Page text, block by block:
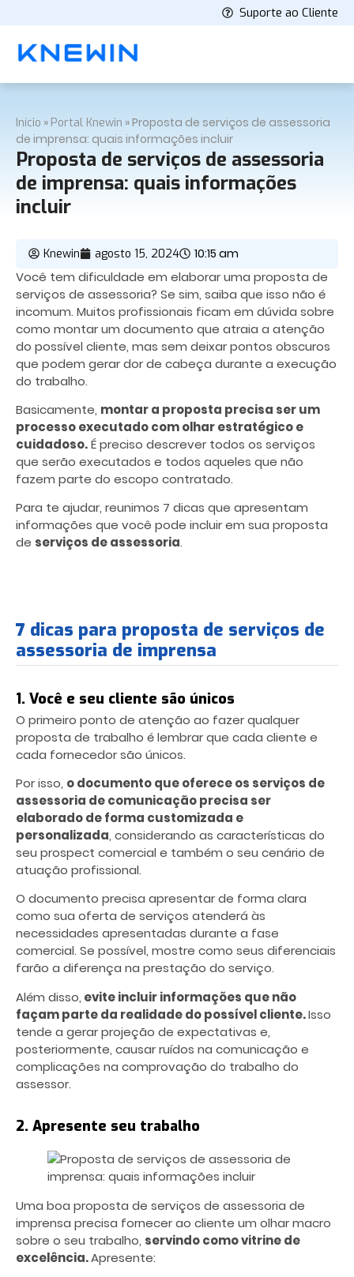
Suporte ao Cliente
Início » Portal Knewin »Proposta de serviços de assessoria
de imprensa: quais informações incluir
Proposta de serviços de assessoria
de imprensa: quais informações
incluir
Knewin agosto 15, 2024 10:15 am
Você tem dificuldade em elaborar uma proposta de
serviços de assessoria? Se sim, saiba que isso não é
incomum. Muitos profissionais ficam em dúvida sobre
como montar um documento que atraia a atenção
do possível cliente, mas sem deixar pontos obscuros
que podem gerar dor de cabeça durante a execução
do trabalho.
Basicamente, montar a proposta precisa ser um
processo executado com olhar estratégico e
cuidadoso.É preciso descrever todos os serviços
que serão executados e todos aqueles que não
fazem parte do escopo contratado.
Para te ajudar, reunimos 7 dicas que apresentam
informações que você pode incluir em sua proposta
de serviços de assessoria.
7 dicas para proposta de serviços de
assessoria de imprensa
1. Você e seu cliente são únicos
O primeiro ponto de atenção ao fazer qualquer
proposta de trabalho é lembrar que cada cliente e
cada fornecedor são únicos.
Por isso, o documento que oferece os serviços de
assessoria de comunicação precisa ser
elaborado de forma customizada e
personalizada, considerando as características do
seu prospect comercial e também o seu cenário de
atuação profissional.
O documento precisa apresentar de forma clara
como sua oferta de serviços atenderá às
necessidades apresentadas durante a fase
comercial. Se possível, mostre como seus diferenciais
farão a diferença na prestação do serviço.
Além disso, evite incluir informações que não
façam parte da realidade do possível cliente.Isso
tende a gerar projeção de expectativas e,
posteriormente, causar ruídos na comunicação e
complicações na comprovação do trabalho do
assessor.
2. Apresente seu trabalho
Uma boa proposta de serviços de assessoria de
imprensa precisa fornecer ao cliente um olhar macro
sobre o seu trabalho, servindo como vitrine de
excelência.Apresente: